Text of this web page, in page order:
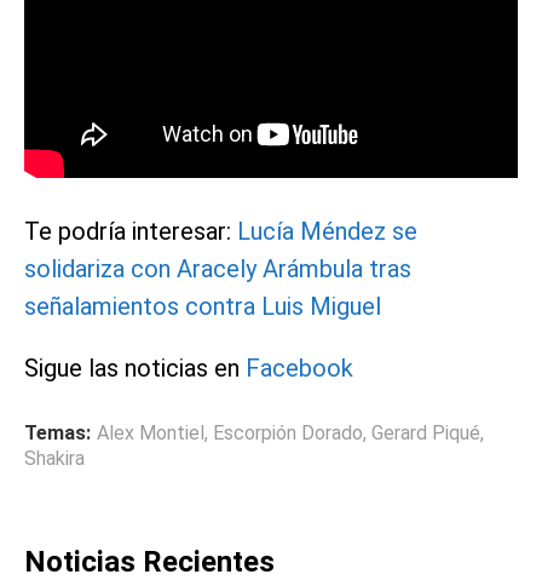
Te podría interesar: Lucía Méndez se
solidariza con Aracely Arámbula tras
señalamientos contra Luis Miguel
Sigue las noticias en Facebook
Temas: Alex Montiel, Escorpión Dorado, Gerard Piqué,
Shakira
Noticias Recientes